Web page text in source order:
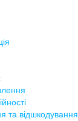
та відшкодування